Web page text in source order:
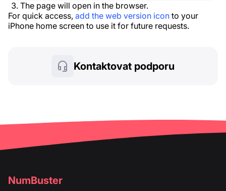
The page will open in the browser.
For quick access, add the web version icon to your
iPhone home screen to use it for future requests.
Kontaktovat podporu
NumBuster